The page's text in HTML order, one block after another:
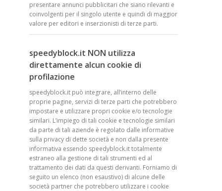
presentare annunci pubblicitari che siano rilevanti e
coinvolgenti per il singolo utente e quindi di maggior
valore per editori e inserzionisti di terze parti.
speedyblock.it NON utilizza
direttamente alcun cookie di
profilazione
speedyblock.it può integrare, all’interno delle
proprie pagine, servizi di terze parti che potrebbero
impostare e utilizzare propri cookie e/o tecnologie
similari. L’impiego di tali cookie e tecnologie similari
da parte di tali aziende è regolato dalle informative
sulla privacy di dette società e non dalla presente
informativa essendo speedyblock.it totalmente
estraneo alla gestione di tali strumenti ed al
trattamento dei dati da questi derivanti. Forniamo di
seguito un elenco (non esaustivo) di alcune delle
società partner che potrebbero utilizzare i cookie